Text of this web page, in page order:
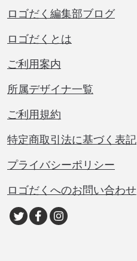
ロゴだく編集部ブログ
ロゴだくとは
ご利用案内
所属デザイナ一覧
ご利用規約
特定商取引法に基づく表記
プライバシーポリシー
ロゴだくへのお問い合わせ